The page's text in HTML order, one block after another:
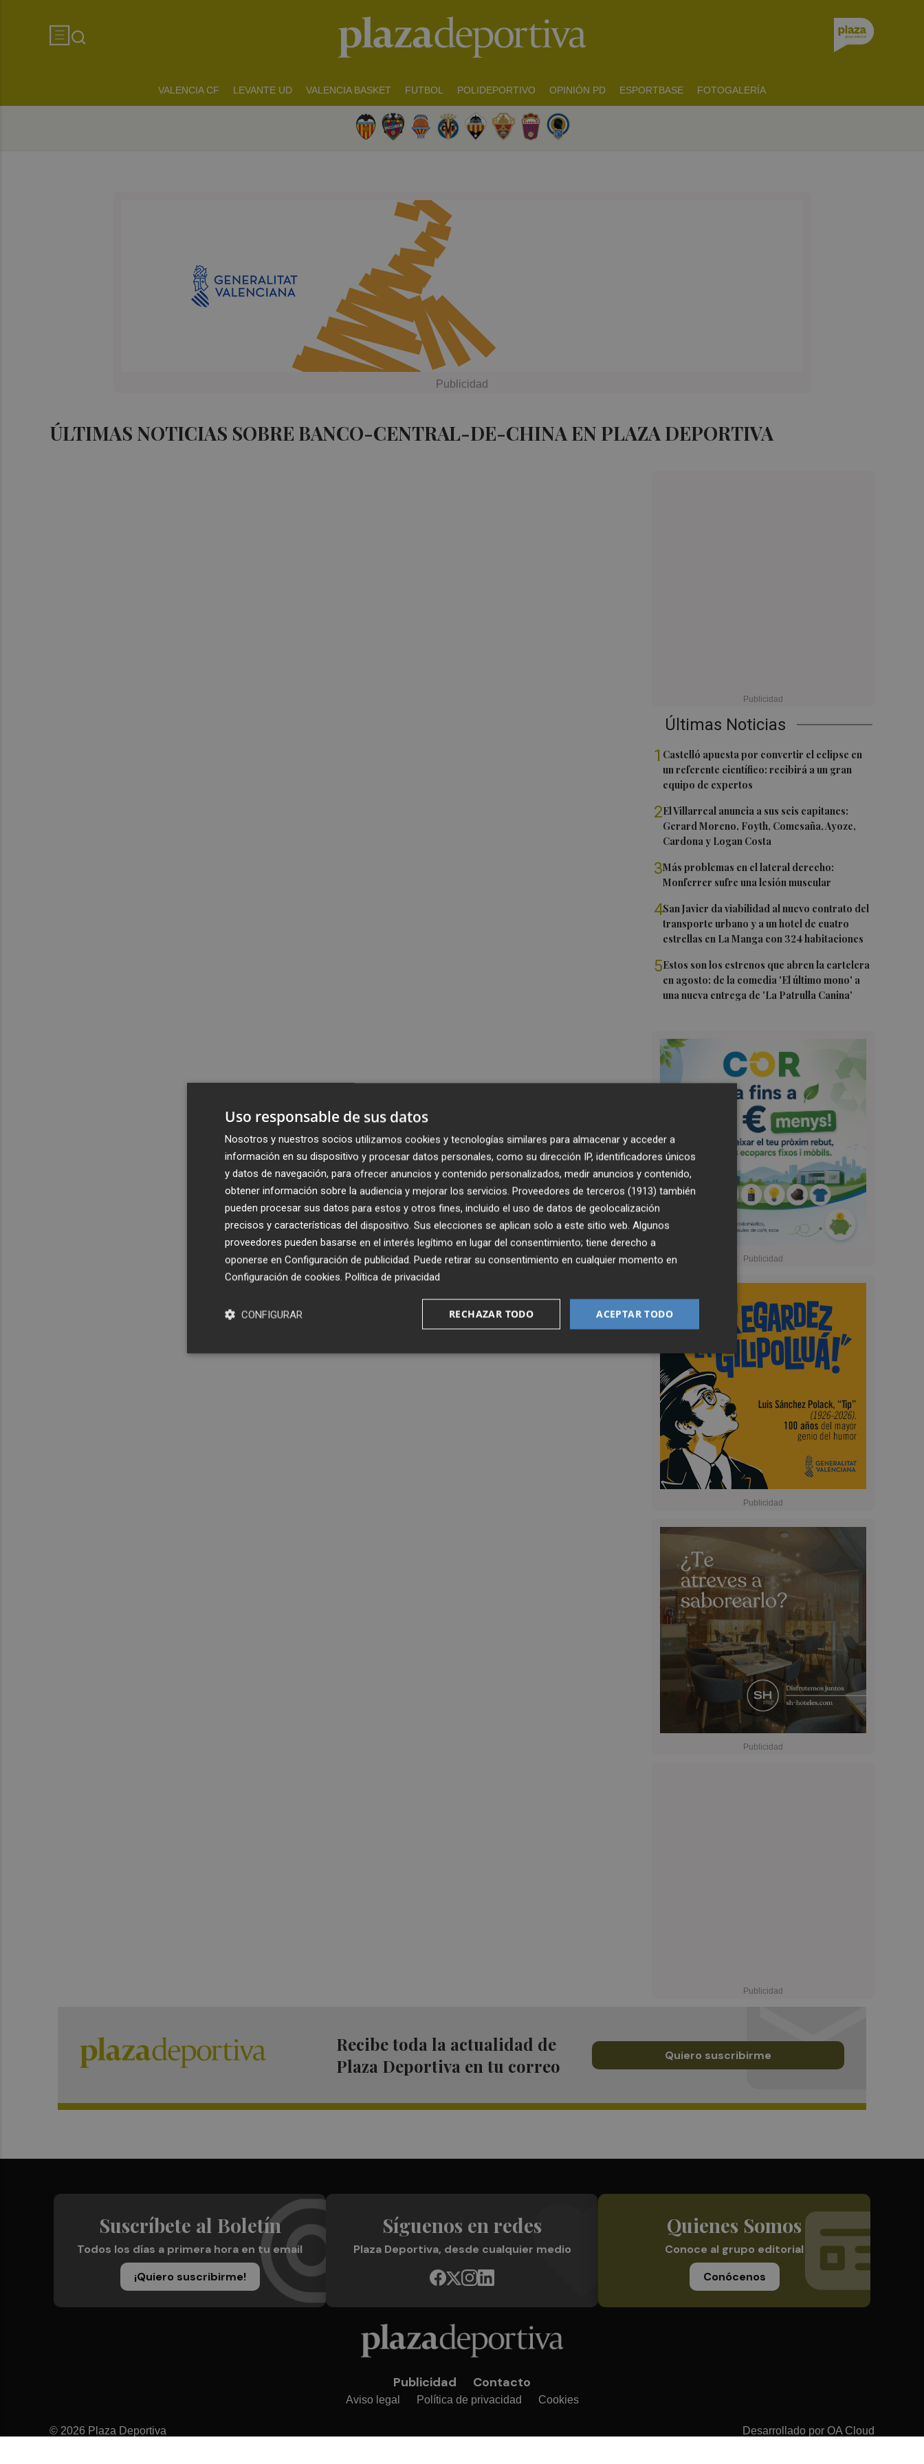
VALENCIA CF LEVANTE UD VALENCIA BASKET FUTBOL POLIDEPORTIVO OPINIÓN PD ESPORTBASE FOTOGALERÍA
ÚLTIMAS NOTICIAS SOBRE BANCO-CENTRAL-DE-CHINA EN PLAZA DEPORTIVA
Últimas Noticias
1 Castelló apuesta por convertir el eclipse en
un referente científico: recibirá a un gran
equipo de expertos
2El Villarreal anuncia a sus seis capitanes:
Gerard Moreno, Foyth, Comesaña, Ayoze,
Cardona y Logan Costa
3Más problemas en el lateral derecho:
Monferrer sufre una lesión muscular
4San Javier da viabilidad al nuevo contrato del
transporte urbano y a un hotel de cuatro
estrellas en La Manga con 324 habitaciones
5Estos son los estrenos que abren la cartelera
en agosto: de la comedia 'El último mono' a
una nueva entrega de 'La Patrulla Canina'
Recibe toda la actualidad de
Plaza Deportiva en tu correo
Quiero suscribirme
Suscríbete al Boletín
Todos los días a primera hora en tu email
¡Quiero suscribirme!
Síguenos en redes
Plaza Deportiva, desde cualquier medio
Quienes Somos
Conoce al grupo editorial
Conócenos
Publicidad Contacto
Aviso legal Política de privacidad Cookies
© 2026 Plaza Deportiva Desarrollado por OA Cloud
Uso responsable de sus datos
Nosotros y nuestros socios utilizamos cookies y tecnologías similares para almacenar y acceder a
información en su dispositivo y procesar datos personales, como su dirección IP, identificadores únicos
y datos de navegación, para ofrecer anuncios y contenido personalizados, medir anuncios y contenido,
obtener información sobre la audiencia y mejorar los servicios. Proveedores de terceros (1913) también
pueden procesar sus datos para estos y otros fines, incluido el uso de datos de geolocalización
precisos y características del dispositivo. Sus elecciones se aplican solo a este sitio web. Algunos
proveedores pueden basarse en el interés legítimo en lugar del consentimiento; tiene derecho a
oponerse en Configuración de publicidad. Puede retirar su consentimiento en cualquier momento en
Configuración de cookies. Política de privacidad
ACEPTAR TODO
RECHAZAR TODO
CONFIGURAR